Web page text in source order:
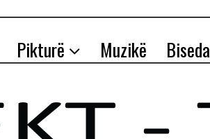
Pikturë Muzikë Biseda